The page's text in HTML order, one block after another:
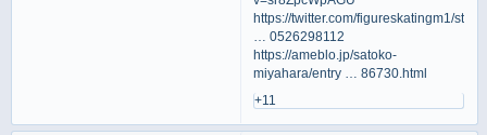
https://twitter.com/figureskatingm1/sta
… 0526298112
https://ameblo.jp/satoko-
miyahara/entry … 86730.html
+11